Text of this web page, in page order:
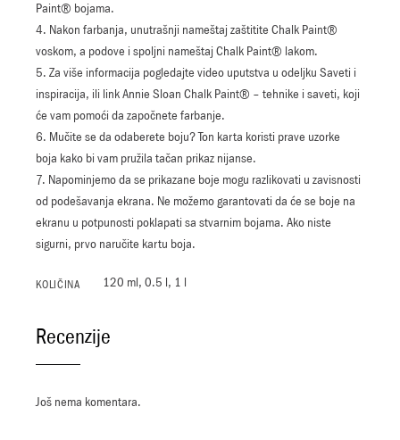
Paint® bojama.
4. Nakon farbanja, unutrašnji nameštaj zaštitite Chalk Paint®
voskom, a podove i spoljni nameštaj Chalk Paint® lakom.
5. Za više informacija pogledajte video uputstva u odeljku Saveti i
inspiracija, ili link Annie Sloan Chalk Paint® – tehnike i saveti, koji
će vam pomoći da započnete farbanje.
6. Mučite se da odaberete boju? Ton karta koristi prave uzorke
boja kako bi vam pružila tačan prikaz nijanse.
7. Napominjemo da se prikazane boje mogu razlikovati u zavisnosti
od podešavanja ekrana. Ne možemo garantovati da će se boje na
ekranu u potpunosti poklapati sa stvarnim bojama. Ako niste
sigurni, prvo naručite kartu boja.
KOLIČINA 120 ml, 0.5 l, 1 l
Recenzije
Još nema komentara.